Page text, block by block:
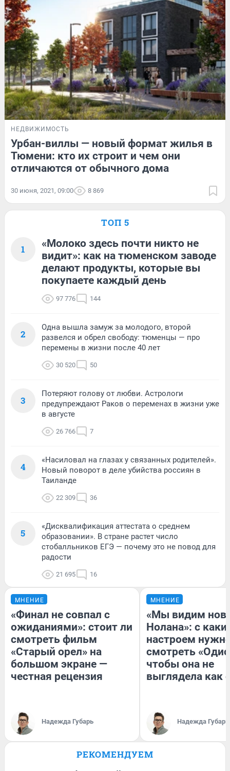
НЕДВИЖИМОСТЬ
Урбан-виллы — новый формат жилья в
Тюмени: кто их строит и чем они
отличаются от обычного дома
30 июня, 2021, 09:00 8 869
ТОП 5
1
«Молоко здесь почти никто не
видит»: как на тюменском заводе
делают продукты, которые вы
покупаете каждый день
97 776 144
2
Одна вышла замуж за молодого, второй
развелся и обрел свободу: тюменцы — про
перемены в жизни после 40 лет
30 520 50
3
Потеряют голову от любви. Астрологи
предупреждают Раков о переменах в жизни уже
в августе
26 766 7
4
«Насиловал на глазах у связанных родителей».
Новый поворот в деле убийства россиян в
Таиланде
22 309 36
5
«Дисквалификация аттестата о среднем
образовании». В стране растет число
стобалльников ЕГЭ — почему это не повод для
радости
21 695 16
МНЕНИЕ
«Финал не совпал с
ожиданиями»: стоит ли
смотреть фильм
«Старый орел» на
большом экране —
честная рецензия
Надежда Губарь
МНЕНИЕ
«Мы видим
Нолана»: с
настроем
смотреть
чтобы она не
выглядела как
Надежда Губарь
РЕКОМЕНДУЕМ